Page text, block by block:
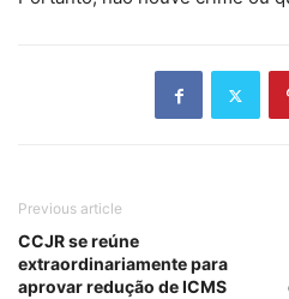
Previous article
CCJR se reúne
extraordinariamente para
aprovar redução de ICMS